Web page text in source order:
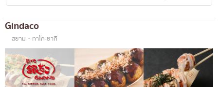
อาหารชุด/อาหารญี่ปุ่นสไตล์โฮมคุกกิ้ง
เบนโตะ/บริการส่งอาหารญี่ปุ่น
สมุทรสาคร
ภูเก็ต
พัทยา
ธนิยะ
พระราม 3
Gindaco
สยาม・ทาโกะยากิ